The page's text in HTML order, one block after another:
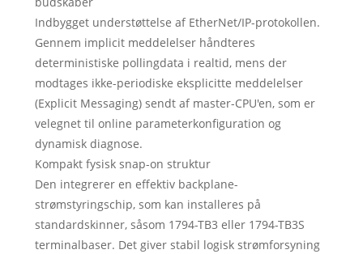
Indbygget understøttelse af EtherNet/IP-protokollen.
Gennem implicit meddelelser håndteres
deterministiske pollingdata i realtid, mens der
modtages ikke-periodiske eksplicitte meddelelser
(Explicit Messaging) sendt af master-CPU'en, som er
velegnet til online parameterkonfiguration og
dynamisk diagnose.
Kompakt fysisk snap-on struktur
Den integrerer en effektiv backplane-
strømstyringschip, som kan installeres på
standardskinner, såsom 1794-TB3 eller 1794-TB3S
terminalbaser. Det giver stabil logisk strømforsyning